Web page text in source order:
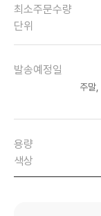
최소주문수량
단위
발송예정일
주말
용량
색상